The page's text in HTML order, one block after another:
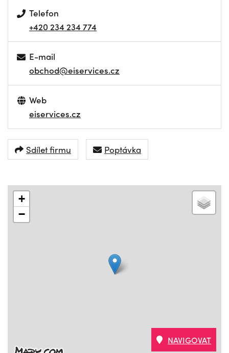
Telefon
+420 234 234 774
E-mail
obchod@eiservices.cz
Web
eiservices.cz
Sdílet firmu Poptávka
+
−
NAVIGOVAT